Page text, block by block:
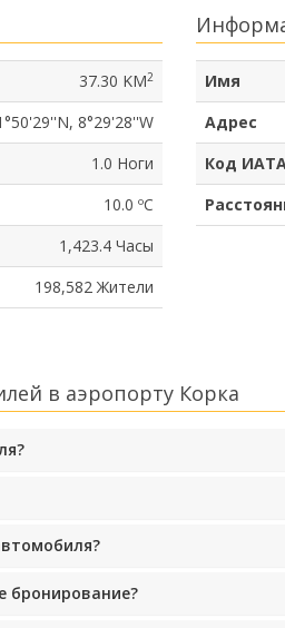
37.30 KM2
8°29'28''W
1.0 Ноги
10.0 ºC
1,423.4 Часы
198,582 Жители
Имя
Адрес
Код
в аэропорту Корка
бронирование?